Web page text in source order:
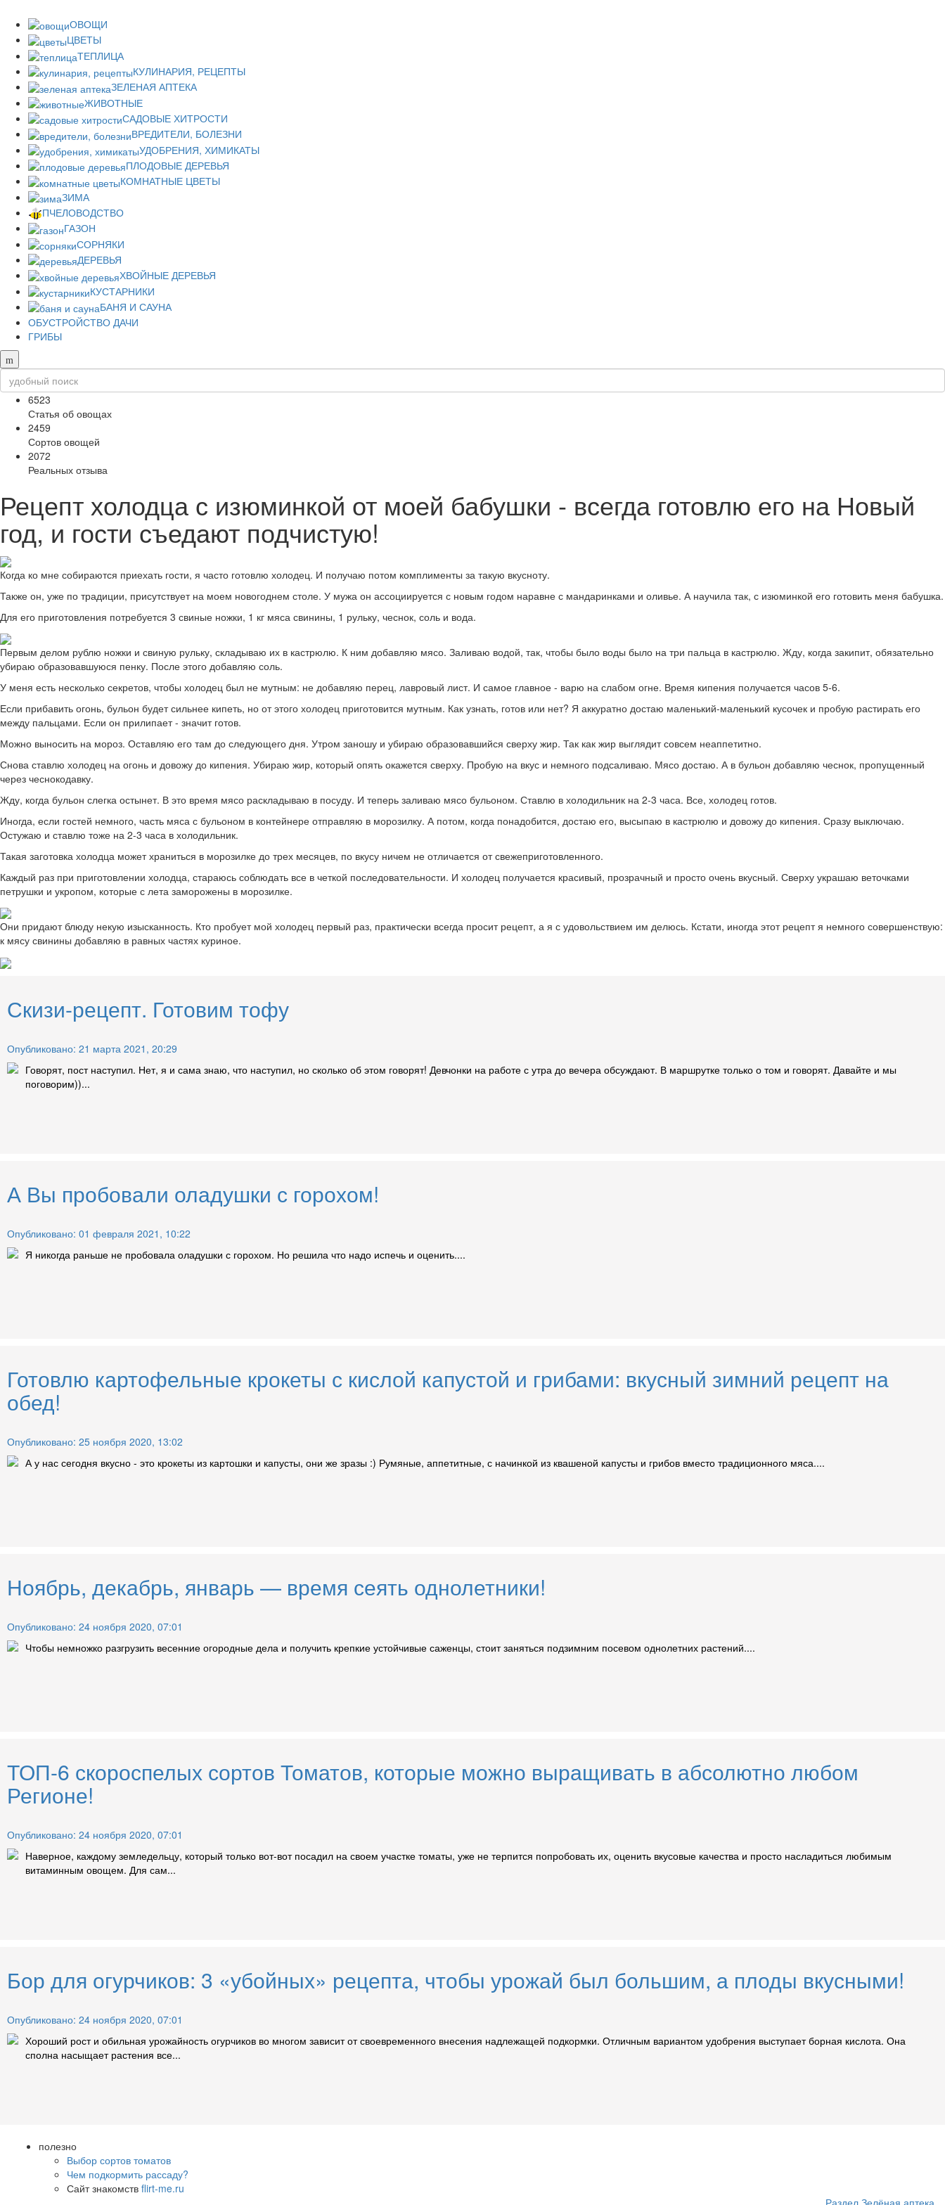
ОВОЩИ
ЦВЕТЫ
ТЕПЛИЦА
КУЛИНАРИЯ, РЕЦЕПТЫ
ЗЕЛЕНАЯ АПТЕКА
ЖИВОТНЫЕ
САДОВЫЕ ХИТРОСТИ
ВРЕДИТЕЛИ, БОЛЕЗНИ
УДОБРЕНИЯ, ХИМИКАТЫ
ПЛОДОВЫЕ ДЕРЕВЬЯ
КОМНАТНЫЕ ЦВЕТЫ
ЗИМА
ПЧЕЛОВОДСТВО
ГАЗОН
СОРНЯКИ
ДЕРЕВЬЯ
ХВОЙНЫЕ ДЕРЕВЬЯ
КУСТАРНИКИ
БАНЯ И САУНА
ОБУСТРОЙСТВО ДАЧИ
ГРИБЫ
6523
Статья об овощах
2459
Сортов овощей
2072
Реальных отзыва
Рецепт холодца с изюминкой от моей бабушки - всегда готовлю его на Новый
год, и гости съедают подчистую!
Когда ко мне собираются приехать гости, я часто готовлю холодец. И получаю потом комплименты за такую вкусноту.
Также он, уже по традиции, присутствует на моем новогоднем столе. У мужа он ассоциируется с новым годом наравне с мандаринками и оливье. А научила так, с изюминкой его готовить меня бабушка.
Для его приготовления потребуется 3 свиные ножки, 1 кг мяса свинины, 1 рульку, чеснок, соль и вода.
Первым делом рублю ножки и свиную рульку, складываю их в кастрюлю. К ним добавляю мясо. Заливаю водой, так, чтобы было воды было на три пальца в кастрюлю. Жду, когда закипит, обязательно
убираю образовавшуюся пенку. После этого добавляю соль.
У меня есть несколько секретов, чтобы холодец был не мутным: не добавляю перец, лавровый лист. И самое главное - варю на слабом огне. Время кипения получается часов 5-6.
Если прибавить огонь, бульон будет сильнее кипеть, но от этого холодец приготовится мутным. Как узнать, готов или нет? Я аккуратно достаю маленький-маленький кусочек и пробую растирать его
между пальцами. Если он прилипает - значит готов.
Можно выносить на мороз. Оставляю его там до следующего дня. Утром заношу и убираю образовавшийся сверху жир. Так как жир выглядит совсем неаппетитно.
Снова ставлю холодец на огонь и довожу до кипения. Убираю жир, который опять окажется сверху. Пробую на вкус и немного подсаливаю. Мясо достаю. А в бульон добавляю чеснок, пропущенный
через чеснокодавку.
Жду, когда бульон слегка остынет. В это время мясо раскладываю в посуду. И теперь заливаю мясо бульоном. Ставлю в холодильник на 2-3 часа. Все, холодец готов.
Иногда, если гостей немного, часть мяса с бульоном в контейнере отправляю в морозилку. А потом, когда понадобится, достаю его, высыпаю в кастрюлю и довожу до кипения. Сразу выключаю.
Остужаю и ставлю тоже на 2-3 часа в холодильник.
Такая заготовка холодца может храниться в морозилке до трех месяцев, по вкусу ничем не отличается от свежеприготовленного.
Каждый раз при приготовлении холодца, стараюсь соблюдать все в четкой последовательности. И холодец получается красивый, прозрачный и просто очень вкусный. Сверху украшаю веточками
петрушки и укропом, которые с лета заморожены в морозилке.
Они придают блюду некую изысканность. Кто пробует мой холодец первый раз, практически всегда просит рецепт, а я с удовольствием им делюсь. Кстати, иногда этот рецепт я немного совершенствую:
к мясу свинины добавляю в равных частях куриное.
Скизи-рецепт. Готовим тофу
Опубликовано: 21 марта 2021, 20:29
Говорят, пост наступил. Нет, я и сама знаю, что наступил, но сколько об этом говорят! Девчонки на работе с утра до вечера обсуждают. В маршрутке только о том и говорят. Давайте и мы
поговорим))...
А Вы пробовали оладушки с горохом!
Опубликовано: 01 февраля 2021, 10:22
Я никогда раньше не пробовала оладушки с горохом. Но решила что надо испечь и оценить....
Готовлю картофельные крокеты с кислой капустой и грибами: вкусный зимний рецепт на
обед!
Опубликовано: 25 ноября 2020, 13:02
А у нас сегодня вкусно - это крокеты из картошки и капусты, они же зразы :) Румяные, аппетитные, с начинкой из квашеной капусты и грибов вместо традиционного мяса....
Ноябрь, декабрь, январь — время сеять однолетники!
Опубликовано: 24 ноября 2020, 07:01
Чтобы немножко разгрузить весенние огородные дела и получить крепкие устойчивые саженцы, стоит заняться подзимним посевом однолетних растений....
ТОП-6 скороспелых сортов Томатов, которые можно выращивать в абсолютно любом
Регионе!
Опубликовано: 24 ноября 2020, 07:01
Наверное, каждому земледельцу, который только вот-вот посадил на своем участке томаты, уже не терпится попробовать их, оценить вкусовые качества и просто насладиться любимым
витаминным овощем. Для сам...
Бор для огурчиков: 3 «убойных» рецепта, чтобы урожай был большим, а плоды вкусными!
Опубликовано: 24 ноября 2020, 07:01
Хороший рост и обильная урожайность огурчиков во многом зависит от своевременного внесения надлежащей подкормки. Отличным вариантом удобрения выступает борная кислота. Она
сполна насыщает растения все...
полезно
Выбор сортов томатов
Чем подкормить рассаду?
Сайт знакомств flirt-me.ru
Раздел Зелёная аптека